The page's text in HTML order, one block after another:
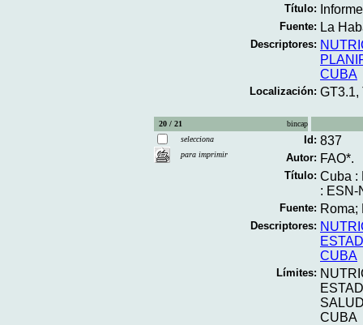
Título:
Fuente: La
Descriptores:
CUBA
Localización: GT3.1,
20 / 21
bincap
selecciona
para imprimir
Id: 837
Autor: FAO*.
Título: Cuba :
: ESN-
Fuente: Roma;
Descriptores:
CUBA
Límites:
CUBA